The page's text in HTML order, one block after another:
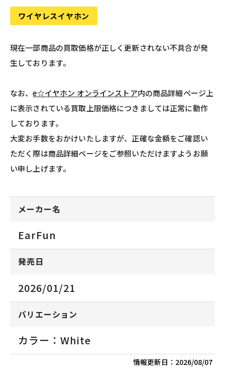
ワイヤレスイヤホン
現在一部商品の買取価格が正しく更新されない不具合が発
生しております。
なお、e☆イヤホン オンラインストア内の商品詳細ページ上
に表示されている買取上限価格につきましては正常に動作
しております。
大変お手数をおかけいたしますが、正確な金額をご確認い
ただく際は商品詳細ページをご参照いただけますようお願
い申し上げます。
メーカー名
EarFun
発売日
2026/01/21
バリエーション
カラー：White
情報更新日： 2026/08/07